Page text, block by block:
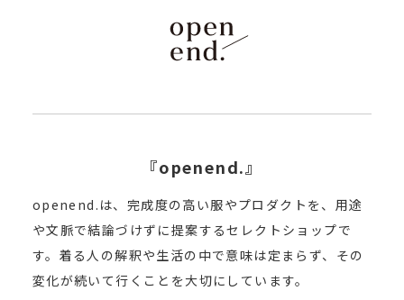
『openend.』
openend.は、完成度の高い服やプロダクトを、用途
や文脈で結論づけずに提案するセレクトショップで
す。着る人の解釈や生活の中で意味は定まらず、その
変化が続いて行くことを大切にしています。